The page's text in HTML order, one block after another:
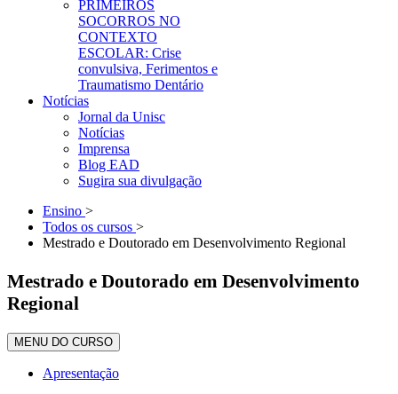
PRIMEIROS
SOCORROS NO
CONTEXTO
ESCOLAR: Crise
convulsiva, Ferimentos e
Traumatismo Dentário
Notícias
Jornal da Unisc
Notícias
Imprensa
Blog EAD
Sugira sua divulgação
Ensino >
Todos os cursos >
Mestrado e Doutorado em Desenvolvimento Regional
Mestrado e Doutorado em Desenvolvimento
Regional
MENU DO CURSO
Apresentação